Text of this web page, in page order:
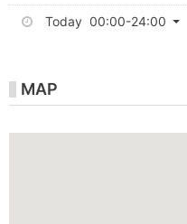
Today 00:00-24:00
MAP